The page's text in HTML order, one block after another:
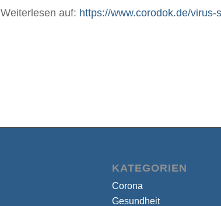
Weiterlesen auf: https://www.corodok.de/
KATEGORIEN
Corona
Gesundheit